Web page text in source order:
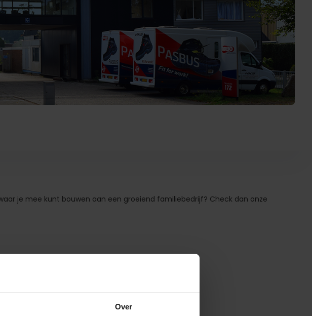
Over
je mee kunt bouwen aan een groeiend familiebedrijf? Check dan onze